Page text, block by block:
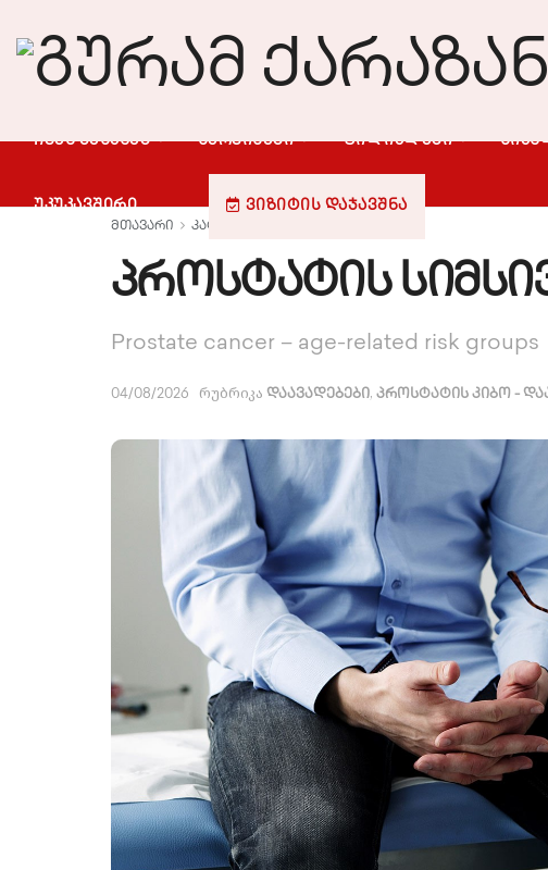
ᲩᲕᲔᲜ ᲨᲔᲡᲐᲮᲔᲑ ᲡᲔᲠᲕᲘᲡᲔᲑᲘ ᲤᲘᲚᲘᲐᲚᲔᲑᲘ
ᲣᲙᲣᲙᲐᲕᲨᲘᲠᲘ ᲕᲘᲖᲘᲢᲘᲡ ᲓᲐᲯᲐᲕᲨᲜᲐ
მთავარი კატალოგები
პროსტატის
Prostate cancer – age-related risk groups
04/08/2026 რუბრიკა დაავადებები, პროსტატის კიბო -